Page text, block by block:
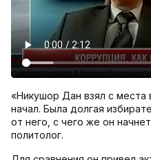
«Никушор Дан взял с места
начал. Была долгая
от него, с чего же он
политолог.